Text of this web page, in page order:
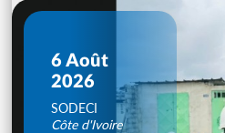
6 Août
2026
SODECI
Côte d'Ivoire